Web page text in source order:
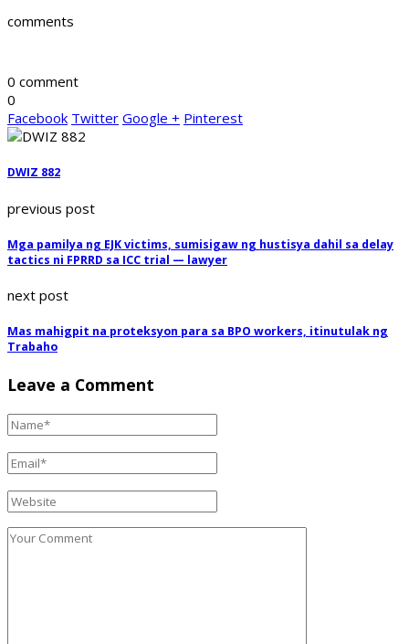
comments
0 comment
0
Facebook Twitter Google + Pinterest
DWIZ 882
previous post
Mga pamilya ng EJK victims, sumisigaw ng hustisya dahil sa delay
tactics ni FPRRD sa ICC trial — lawyer
next post
Mas mahigpit na proteksyon para sa BPO workers, itinutulak ng
Trabaho
Leave a Comment